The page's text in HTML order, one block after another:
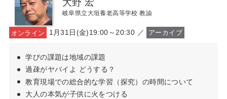
大野 宏
岐阜県立大垣養老高等学校 教諭
オンライン 1月31日(金)19:00～20:30 ／ アーカイブ
学びの課題は地域の課題
過疎がヤバイよ どうする？
教育現場での総合的な学習（探究）の時間について
大人の本気が子供に火をつける